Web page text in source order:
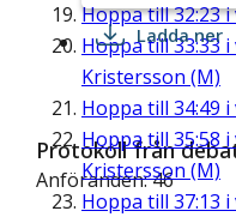
Hoppa till32:23i
Hoppa till33:33 i
Kristersson (M)
Hoppa till 34:49 i
Hoppa till 35:58 i
Kristersson (M)
Hoppa till 37:13 i
Ladda ner
Protokoll från
Anföranden: 46